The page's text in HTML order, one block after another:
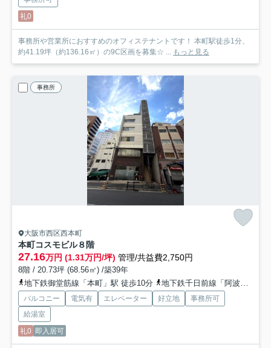
礼0
事務所や営業所におすすめのオフィステナントです！ 本町駅徒歩1分、
約41.19坪（約136.16㎡）の9C区画を募集☆ ...
もっと見る
事務所
大阪市西区西本町
本町コスモビル８階
27.16万円 (1.31万円/坪) 管理/共益費2,750円
8階 / 20.73坪 (68.56㎡) /築39年
地下鉄御堂筋線「本町」駅 徒歩10分
地下鉄千日前線「阿波座」駅 徒歩12分
バルコニー 電気有 エレベーター 好立地
事務所可
給湯室
礼0 即入居可